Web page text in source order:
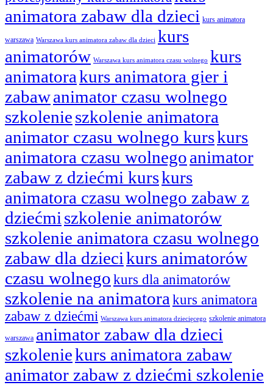
animatora zabaw dla dzieci kurs animatora
warszawa Warszawa kurs animatora zabaw dla dzieci kurs
animatorów Warszawa kurs animatora czasu wolnego kurs
animatorakurs animatora gier i
zabawanimator czasu wolnego
szkolenieszkolenie animatora
animator czasu wolnego kurskurs
animatora czasu wolnegoanimator
zabaw z dziećmi kurskurs
animatora czasu wolnego zabaw z
dziećmi szkolenie animatorów
szkolenie animatora czasu wolnego
zabaw dla dziecikurs animatorów
czasu wolnego kurs dla animatorów
szkolenie na animatora kurs animatora
zabaw z dziećmi Warszawa kurs animatora dziecięcego szkolenie animatora
warszawa animator zabaw dla dzieci
szkoleniekurs animatora zabaw
animator zabaw z dziećmi szkolenie